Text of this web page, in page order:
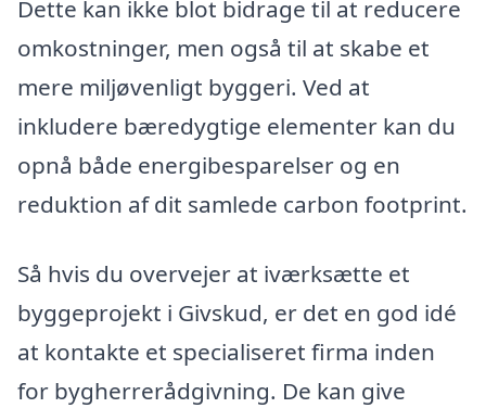
Dette kan ikke blot bidrage til at reducere
omkostninger, men også til at skabe et
mere miljøvenligt byggeri. Ved at
inkludere bæredygtige elementer kan du
opnå både energibesparelser og en
reduktion af dit samlede carbon footprint.
Så hvis du overvejer at iværksætte et
byggeprojekt i Givskud, er det en god idé
at kontakte et specialiseret firma inden
for bygherrerådgivning. De kan give